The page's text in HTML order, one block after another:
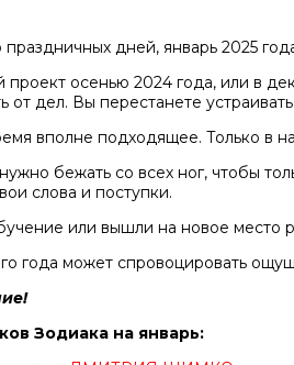
дней, январь 2025
проект осенью 2024 года, или в
от дел. Вы перестанете
вполне подходящее. Только в
бежать со всех ног, чтобы
слова и поступки.
или вышли на новое место
года может спровоцировать
Зодиака на январь: